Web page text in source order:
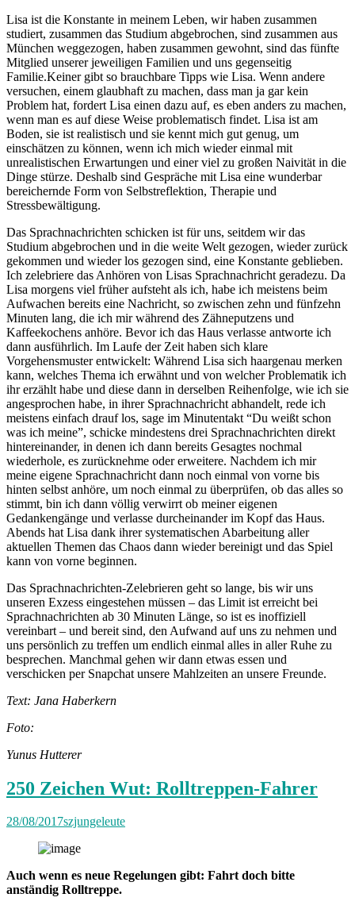
Lisa ist die Konstante in meinem Leben, wir haben zusammen
studiert, zusammen das Studium abgebrochen, sind zusammen aus
München weggezogen, haben zusammen gewohnt, sind das fünfte
Mitglied unserer jeweiligen Familien und uns gegenseitig
Familie.Keiner gibt so brauchbare Tipps wie Lisa. Wenn andere
versuchen, einem glaubhaft zu machen, dass man ja gar kein
Problem hat, fordert Lisa einen dazu auf, es eben anders zu machen,
wenn man es auf diese Weise problematisch findet. Lisa ist am
Boden, sie ist realistisch und sie kennt mich gut genug, um
einschätzen zu können, wenn ich mich wieder einmal mit
unrealistischen Erwartungen und einer viel zu großen Naivität in die
Dinge stürze. Deshalb sind Gespräche mit Lisa eine wunderbar
bereichernde Form von Selbstreflektion, Therapie und
Stressbewältigung.
Das Sprachnachrichten schicken ist für uns, seitdem wir das
Studium abgebrochen und in die weite Welt gezogen, wieder zurück
gekommen und wieder los gezogen sind, eine Konstante geblieben.
Ich zelebriere das Anhören von Lisas Sprachnachricht geradezu. Da
Lisa morgens viel früher aufsteht als ich, habe ich meistens beim
Aufwachen bereits eine Nachricht, so zwischen zehn und fünfzehn
Minuten lang, die ich mir während des Zähneputzens und
Kaffeekochens anhöre. Bevor ich das Haus verlasse antworte ich
dann ausführlich. Im Laufe der Zeit haben sich klare
Vorgehensmuster entwickelt: Während Lisa sich haargenau merken
kann, welches Thema ich erwähnt und von welcher Problematik ich
ihr erzählt habe und diese dann in derselben Reihenfolge, wie ich sie
angesprochen habe, in ihrer Sprachnachricht abhandelt, rede ich
meistens einfach drauf los, sage im Minutentakt “Du weißt schon
was ich meine”, schicke mindestens drei Sprachnachrichten direkt
hintereinander, in denen ich dann bereits Gesagtes nochmal
wiederhole, es zurücknehme oder erweitere. Nachdem ich mir
meine eigene Sprachnachricht dann noch einmal von vorne bis
hinten selbst anhöre, um noch einmal zu überprüfen, ob das alles so
stimmt, bin ich dann völlig verwirrt ob meiner eigenen
Gedankengänge und verlasse durcheinander im Kopf das Haus.
Abends hat Lisa dank ihrer systematischen Abarbeitung aller
aktuellen Themen das Chaos dann wieder bereinigt und das Spiel
kann von vorne beginnen.
Das Sprachnachrichten-Zelebrieren geht so lange, bis wir uns
unseren Exzess eingestehen müssen – das Limit ist erreicht bei
Sprachnachrichten ab 30 Minuten Länge, so ist es inoffiziell
vereinbart – und bereit sind, den Aufwand auf uns zu nehmen und
uns persönlich zu treffen um endlich einmal alles in aller Ruhe zu
besprechen. Manchmal gehen wir dann etwas essen und
verschicken per Snapchat unsere Mahlzeiten an unsere Freunde.
Text: Jana Haberkern
Foto:
Yunus Hutterer
250 Zeichen Wut: Rolltreppen-Fahrer
28/08/2017szjungeleute
Auch wenn es neue Regelungen gibt: Fahrt doch bitte
anständig Rolltreppe.